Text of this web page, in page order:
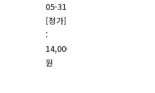
05-31
[정가]
:
14,000
원